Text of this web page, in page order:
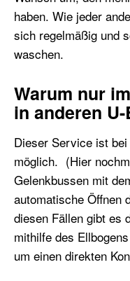
haben. Wie jeder
sich regelmäßig und
waschen.
Warum nur
in anderen
Dieser Service ist
möglich. (Hier
Gelenkbussen mit
automatische Öffnen
diesen Fällen gibt es
mithilfe des
um einen direkten